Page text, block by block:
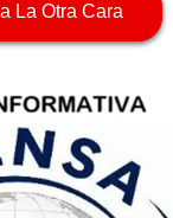
La Otra Cara